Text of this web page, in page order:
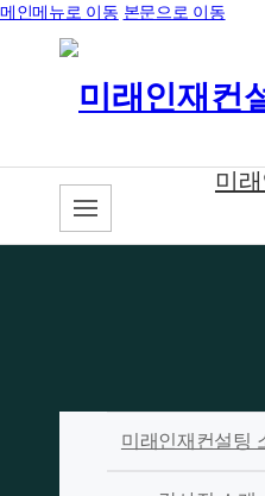
메인메뉴로 이동 본문으로 이동
미래인재컨설팅
미